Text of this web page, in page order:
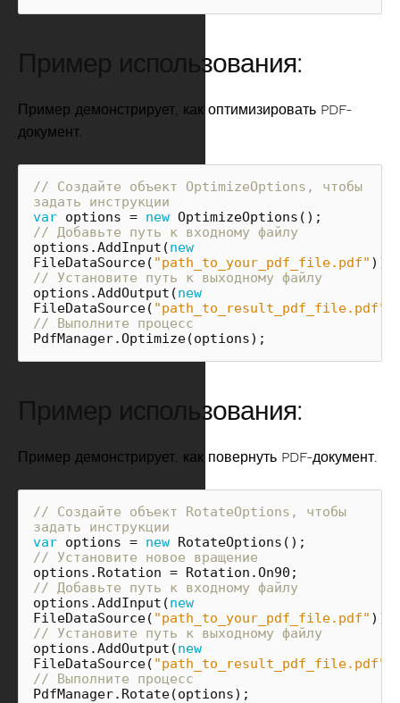
Пример использования:
Пример демонстрирует, как оптимизировать PDF-
документ.
// Создайте объект OptimizeOptions, чтобы
задать инструкции
var options = new OptimizeOptions ();
// Добавьте путь к входному файлу
options .AddInput (new
FileDataSource( "path_to_your_pdf_file.pdf" ));
// Установите путь к выходному файлу
options .AddOutput (new
FileDataSource( "path_to_result_pdf_file.pdf"
// Выполните процесс
PdfManager.Optimize(options);
Пример использования:
Пример демонстрирует, как повернуть PDF-документ.
// Создайте объект RotateOptions, чтобы
задать инструкции
var options = new RotateOptions ();
// Установите новое вращение
options . Rotation = Rotation .On90 ;
// Добавьте путь к входному файлу
options .AddInput (new
FileDataSource( "path_to_your_pdf_file.pdf" ));
// Установите путь к выходному файлу
options .AddOutput (new
FileDataSource( "path_to_result_pdf_file.pdf"
// Выполните процесс
PdfManager. Rotate(options);